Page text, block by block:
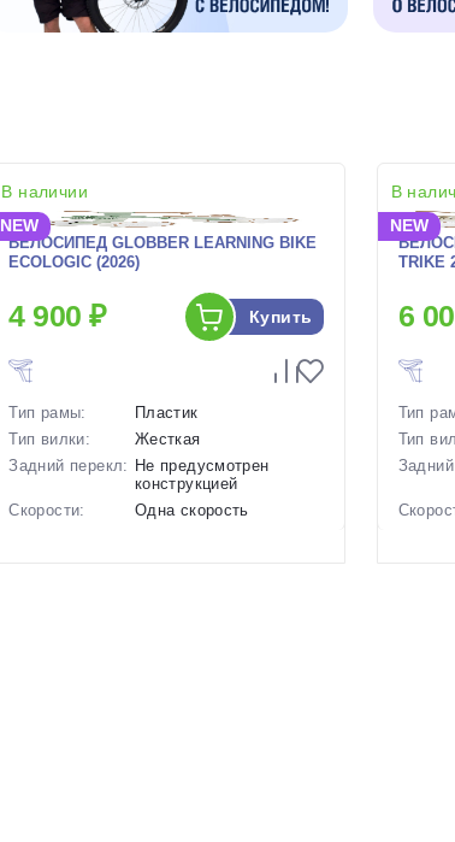
В наличии
NEW
ВЕЛОСИПЕД GLOBBER LEARNING BIKE
ECOLOGIC (2026)
4 900 ₽ Купить
Тип рамы:
Пластик
Тип вилки:
Жесткая
Задний перекл: Не предусмотрен
конструкцией
Скорости:
Одна скорость
В
NEW
TRIKE
6
Тип
Тип